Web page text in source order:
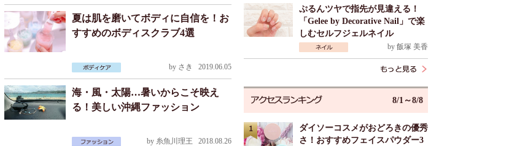
夏は肌を磨いてボディに自信を！お
すすめのボディスクラブ4選
by さき 2019.06.05
海・風・太陽…暑いからこそ映え
る！美しい沖縄ファッション
by 糸魚川理王 2018.08.26
ぷるんツヤで指先が見違える！
「Gelee by Decorative Nail」で楽
しむセルフジェルネイル
by 飯塚 美香
8/1～8/8
ダイソーコスメがおどろきの優秀
さ！おすすめフェイスパウダー3